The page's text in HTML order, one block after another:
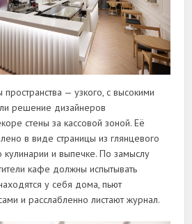
— узкого, с высокими
решение дизайнеров
стены за кассовой зоной. Её
в виде страницы из глянцевого
кулинарии и выпечке. По замыслу
кафе должны испытывать
у себя дома, пьют
и расслабленно листают журнал.